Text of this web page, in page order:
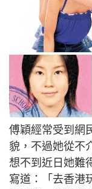
傅穎經常受到網
貌，不過她從不
想不到近日她難
寫道：「去香港